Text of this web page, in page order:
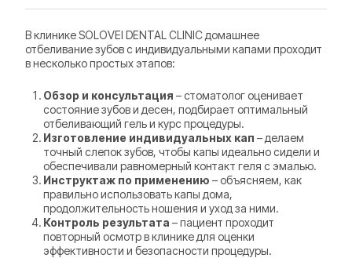
В клинике SOLOVEI DENTAL CLINIC домашнее
отбеливание зубов с индивидуальными капами проходит
в несколько простых этапов:
Обзор и консультация – стоматолог оценивает
состояние зубов и десен, подбирает оптимальный
отбеливающий гель и курс процедуры.
Изготовление индивидуальных кап – делаем
точный слепок зубов, чтобы капы идеально сидели и
обеспечивали равномерный контакт геля с эмалью.
Инструктаж по применению – объясняем, как
правильно использовать капы дома,
продолжительность ношения и уход за ними.
Контроль результата – пациент проходит
повторный осмотр в клинике для оценки
эффективности и безопасности процедуры.